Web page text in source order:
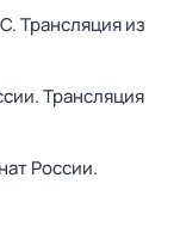
Трансляция из
Трансляция
России.